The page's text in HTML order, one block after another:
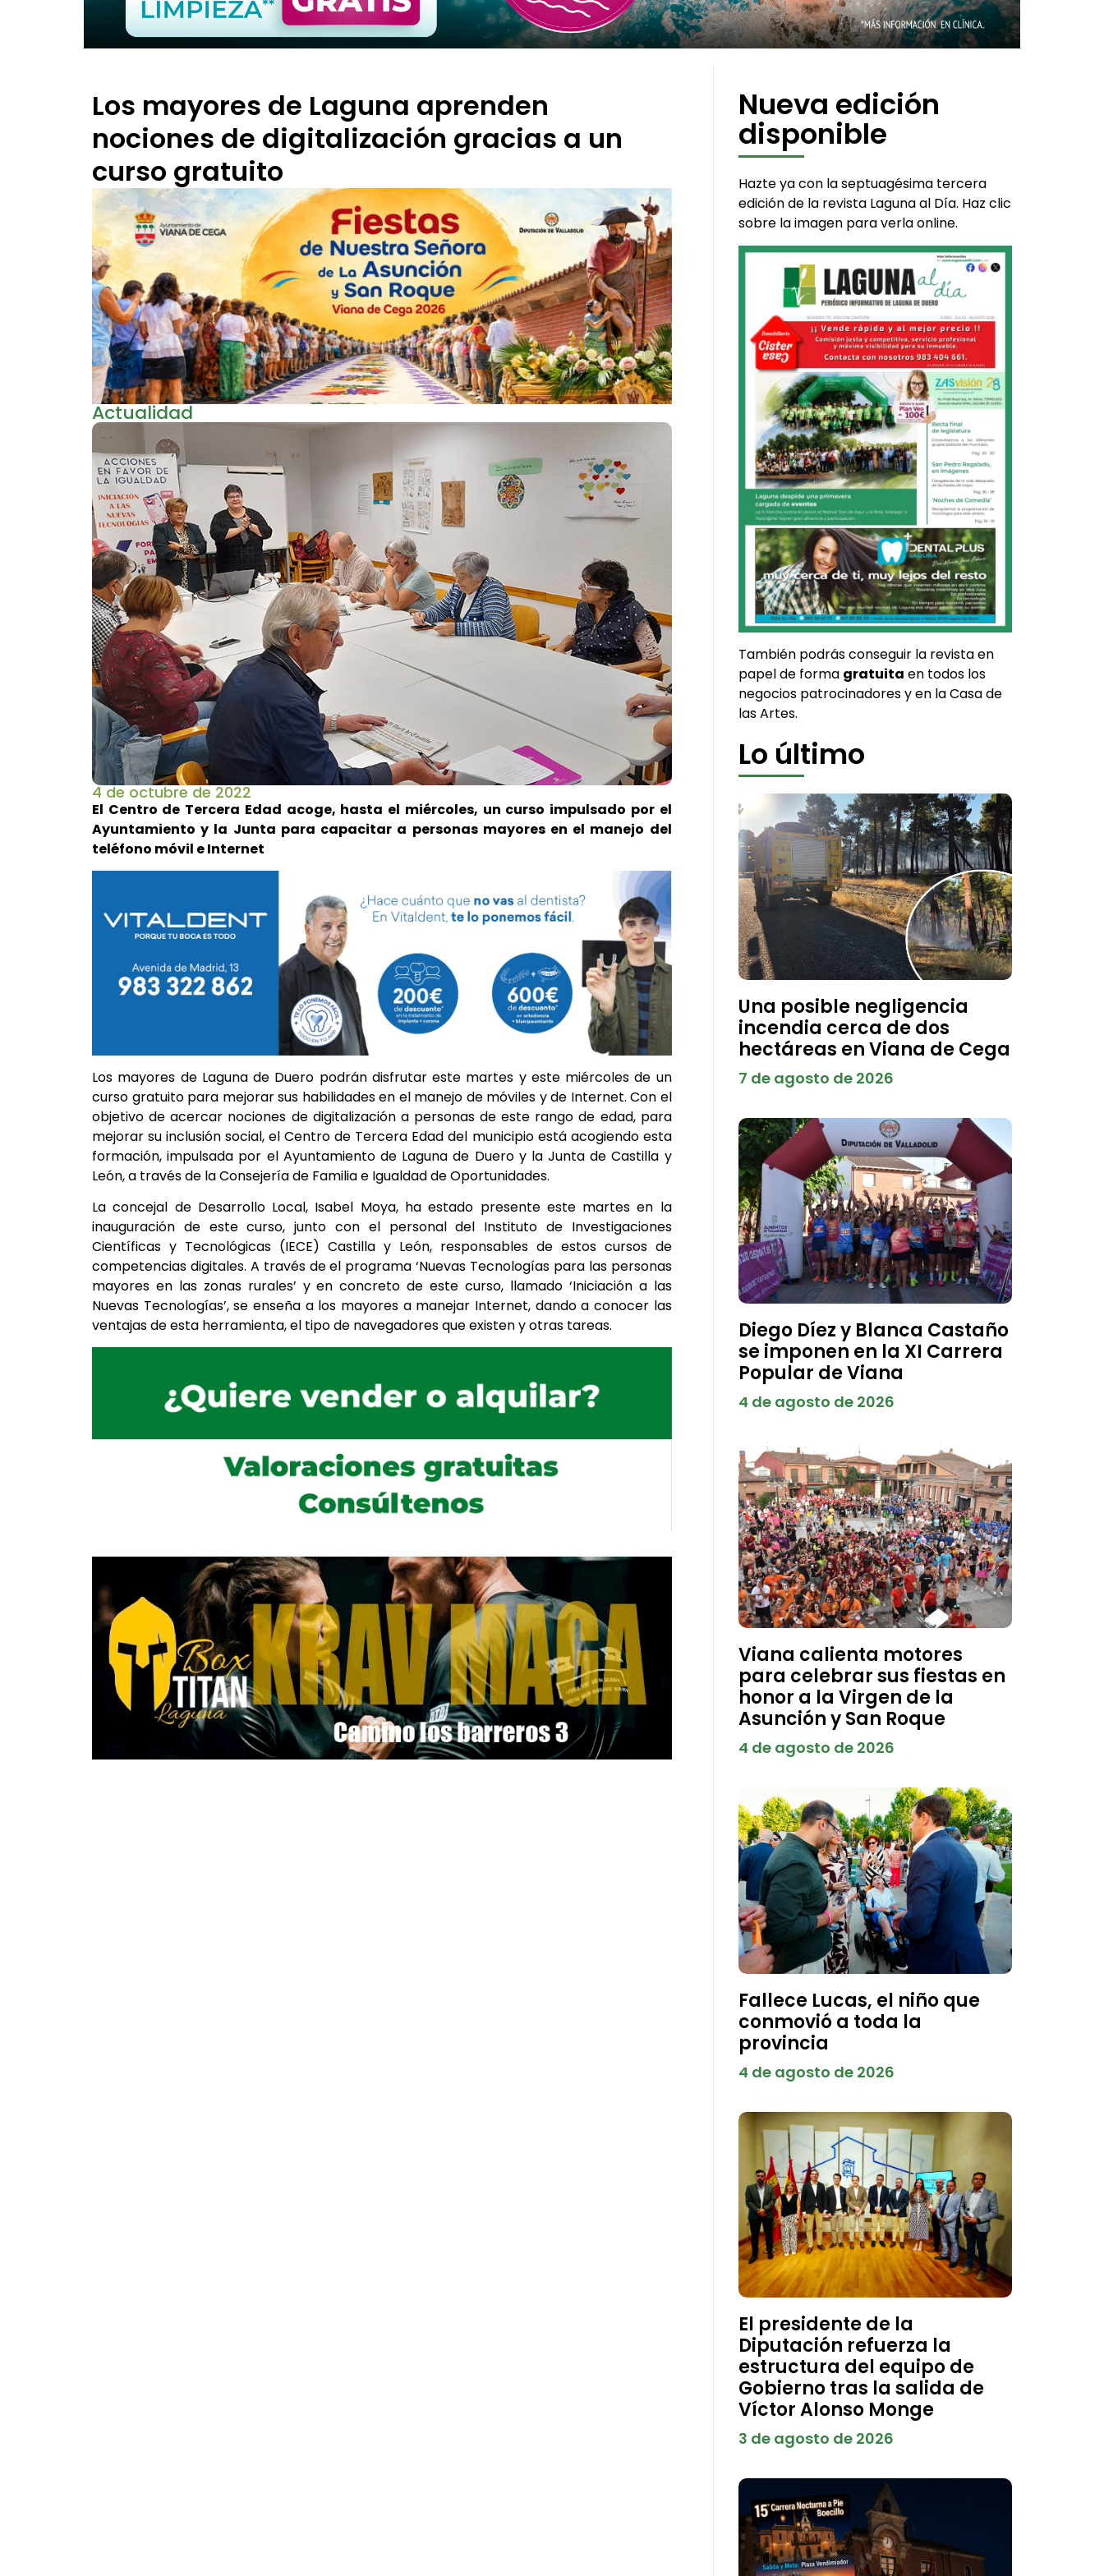
Los mayores de Laguna aprenden
nociones de digitalización gracias a un
curso gratuito
Actualidad
4 de octubre de 2022
El Centro de Tercera Edad acoge, hasta el miércoles, un curso impulsado por el
Ayuntamiento y la Junta para capacitar a personas mayores en el manejo del
teléfono móvil e Internet
Los mayores de Laguna de Duero podrán disfrutar este martes y este miércoles de un
curso gratuito para mejorar sus habilidades en el manejo de móviles y de Internet. Con el
objetivo de acercar nociones de digitalización a personas de este rango de edad, para
mejorar su inclusión social, el Centro de Tercera Edad del municipio está acogiendo esta
formación, impulsada por el Ayuntamiento de Laguna de Duero y la Junta de Castilla y
León, a través de la Consejería de Familia e Igualdad de Oportunidades.
La concejal de Desarrollo Local, Isabel Moya, ha estado presente este martes en la
inauguración de este curso, junto con el personal del Instituto de Investigaciones
Científicas y Tecnológicas (IECE) Castilla y León, responsables de estos cursos de
competencias digitales. A través de el programa ‘Nuevas Tecnologías para las personas
mayores en las zonas rurales’ y en concreto de este curso, llamado ‘Iniciación a las
Nuevas Tecnologías’, se enseña a los mayores a manejar Internet, dando a conocer las
ventajas de esta herramienta, el tipo de navegadores que existen y otras tareas.
Nueva edición
disponible
Hazte ya con la septuagésima tercera
edición de la revista Laguna al Día. Haz clic
sobre la imagen para verla online.
También podrás conseguir la revista en
papel de forma gratuita en todos los
negocios patrocinadores y en la Casa de
las Artes.
Lo último
Una posible negligencia
incendia cerca de dos
hectáreas en Viana de Cega
7 de agosto de 2026
Diego Díez y Blanca Castaño
se imponen en la XI Carrera
Popular de Viana
4 de agosto de 2026
Viana calienta motores
para celebrar sus fiestas en
honor a la Virgen de la
Asunción y San Roque
4 de agosto de 2026
Fallece Lucas, el niño que
conmovió a toda la
provincia
4 de agosto de 2026
El presidente de la
Diputación refuerza la
estructura del equipo de
Gobierno tras la salida de
Víctor Alonso Monge
3 de agosto de 2026